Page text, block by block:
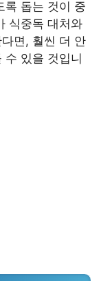
록 돕는 것이 중
식중독 대처와
면, 훨씬 더 안
수 있을 것입니